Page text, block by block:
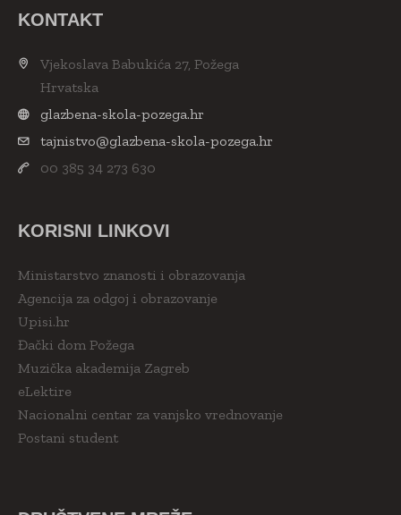
KONTAKT
Vjekoslava Babukića 27, Požega
Hrvatska
glazbena-skola-pozega.hr
tajnistvo@glazbena-skola-pozega.hr
00 385 34 273 630
KORISNI LINKOVI
Ministarstvo znanosti i obrazovanja
Agencija za odgoj i obrazovanje
Upisi.hr
Đački dom Požega
Muzička akademija Zagreb
eLektire
Nacionalni centar za vanjsko vrednovanje
Postani student